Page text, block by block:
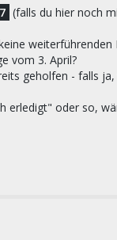
(falls du hier noch
vom 3. April?
geholfen - falls ja,
erledigt" oder so,